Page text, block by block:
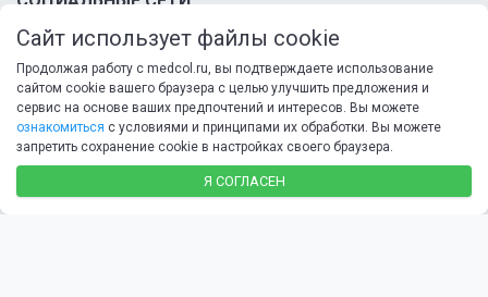
© 2026 ФГБ ПОУ «Кисловодский медицинский
колледж» Минздрава России
Сайт использует файлы cookie
Продолжая работу с medcol.ru, вы подтверждаете использование
сайтом cookie вашего браузера с целью улучшить предложения и
сервис на основе ваших предпочтений и интересов. Вы можете
ознакомиться с условиями и принципами их обработки. Вы можете
запретить сохранение cookie в настройках своего браузера.
Я СОГЛАСЕН